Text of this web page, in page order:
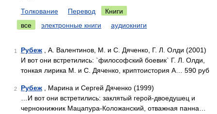
Толкование Перевод
Книги
все
электронные книги аудиокниги
1 Рубеж , А. Валентинов, М. и С. Дяченко, Г. Л. Олди (2001)
И вот они встретились: `философский боевик` Г. Л. Олди,
тонкая лирика М. и С. Дяченко, криптоистория А… 590 руб
2 Рубеж , Марина и Сергей Дяченко (1999)
…И вот они встретились: заклятый герой-двоедушец и
чернокнижник Мацапура-Коложанский, отважная панна…